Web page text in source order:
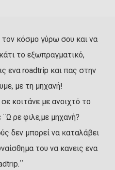
τον κόσμο γύρω σου και να
το εξωπραγματικό,
ενα roadtrip και πας στην
με τη μηχανή!
κοιτάνε με ανοιχτό το
ρε φιλε,με μηχανή?
δεν μπορεί να καταλάβει
του να κανεις ενα